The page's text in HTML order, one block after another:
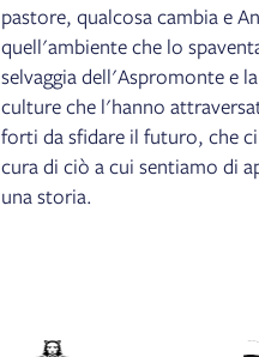
pastore, qualcosa cambia e
quell'ambiente che lo
selvaggia dell'Aspromonte e
culture che l'hanno
forti da sfidare il futuro, che
cura di ciò a cui sentiamo di
una storia.